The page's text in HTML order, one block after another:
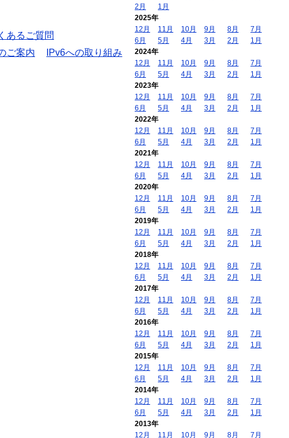
あるご質問
ご案内
IPv6への取り組み
2月
1月
2025年
12月
11月 10月 9月 8月
7月
6月
5月 4月 3月 2月
1月
2024年
12月
11月 10月 9月 8月
7月
6月
5月 4月 3月 2月
1月
2023年
12月
11月 10月 9月 8月
7月
6月
5月 4月 3月 2月
1月
2022年
12月
11月 10月 9月 8月
7月
6月
5月 4月 3月 2月
1月
2021年
12月
11月 10月 9月 8月
7月
6月
5月 4月 3月 2月
1月
2020年
12月
11月 10月 9月 8月
7月
6月
5月 4月 3月 2月
1月
2019年
12月
11月 10月 9月 8月
7月
6月
5月 4月 3月 2月
1月
2018年
12月
11月 10月 9月 8月
7月
6月
5月 4月 3月 2月
1月
2017年
12月
11月 10月 9月 8月
7月
6月
5月 4月 3月 2月
1月
2016年
12月
11月 10月 9月 8月
7月
6月
5月 4月 3月 2月
1月
2015年
12月
11月 10月 9月 8月
7月
6月
5月 4月 3月 2月
1月
2014年
12月
11月 10月 9月 8月
7月
6月
5月 4月 3月 2月
1月
2013年
12月
11月 10月 9月 8月 7月